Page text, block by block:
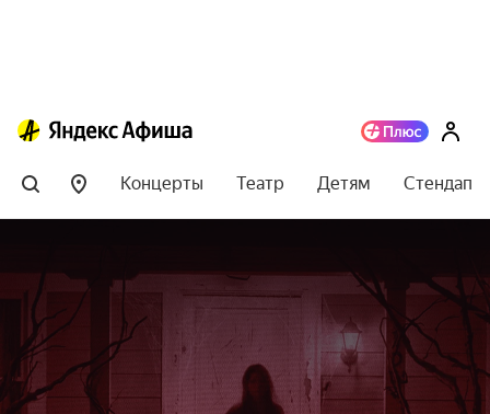
Концерты Театр Детям Стендап